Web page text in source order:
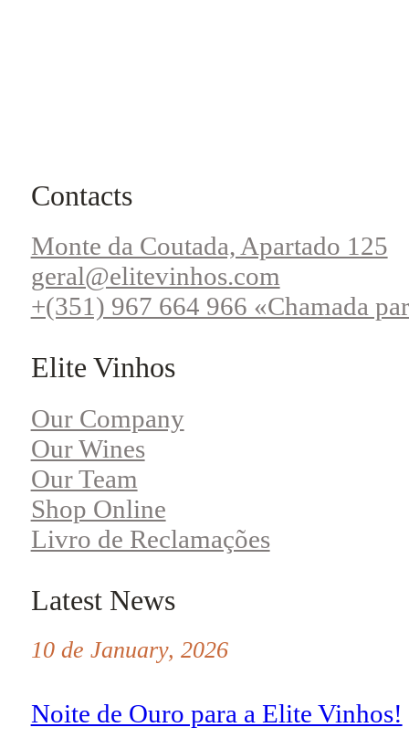
Contacts
Monte da Coutada, Apartado 125
geral@elitevinhos.com
+(351) 967 664 966 «Chamada
Elite Vinhos
Our Company
Our Wines
Our Team
Shop Online
Livro de Reclamações
Latest News
10 de January, 2026
Noite de Ouro para a Elite Vinhos!